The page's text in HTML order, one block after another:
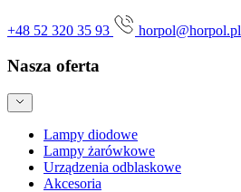
+48 52 320 35 93 horpol@horpol.pl
Nasza oferta
Lampy diodowe
Lampy żarówkowe
Urządzenia odblaskowe
Akcesoria